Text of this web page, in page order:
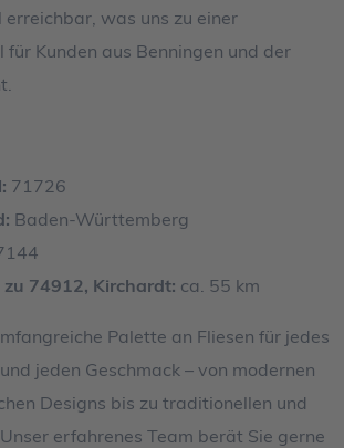
was uns zu einer
Kunden aus Benningen und der
71726
Baden-Württemberg
74912, Kirchardt: ca. 55 km
Palette an Fliesen für jedes
jeden Geschmack – von modernen
Designs bis zu traditionellen und
erfahrenes Team berät Sie gerne